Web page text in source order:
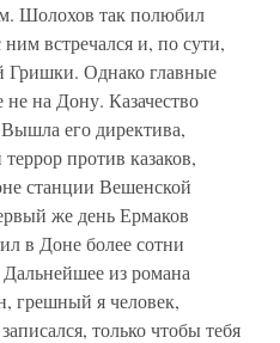
Шолохов так полюбил
встречался и, по сути,
Гришки. Однако главные
на Дону. Казачество
его директива,
против казаков,
станции Вешенской
же день Ермаков
в Доне более сотни
из романа
грешный я человек,
только чтобы тебя